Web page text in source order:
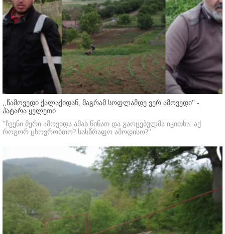
,,წამოვედი ქალაქიდან, მაგრამ სოფლამდე ვერ ამოვედი'' -
პატარა ყელეთი
"ჩვენი მერი ამოვიდა ამას წინათ და გაოცებულმა იკითხა: აქ
როგორ ცხოვრობთო? სასწრაფო ამოდისო?"